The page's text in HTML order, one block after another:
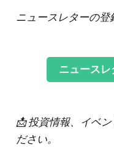
ニュースレターの登
ニュース
📩 投資情報、イベ
ださい。